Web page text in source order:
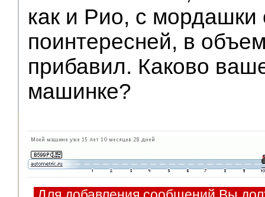
как и Рио, с мордашки
поинтересней, в
прибавил. Каково
машинке?